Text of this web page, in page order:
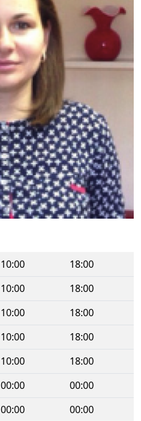
10:00
18:00
10:00
18:00
10:00
18:00
10:00
18:00
10:00
18:00
00:00
00:00
00:00 00:00